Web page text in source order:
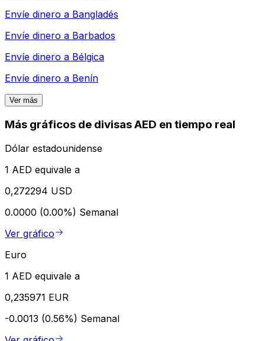
Envíe dinero a Bangladés
Envíe dinero a Barbados
Envíe dinero a Bélgica
Envíe dinero a Benín
Ver más
Más gráficos de divisas AED en tiempo real
Dólar estadounidense
1 AED equivale a
0,272294 USD
0.0000 (0.00%) Semanal
Ver gráfico
Euro
1 AED equivale a
0,235971 EUR
-0.0013 (0.56%) Semanal